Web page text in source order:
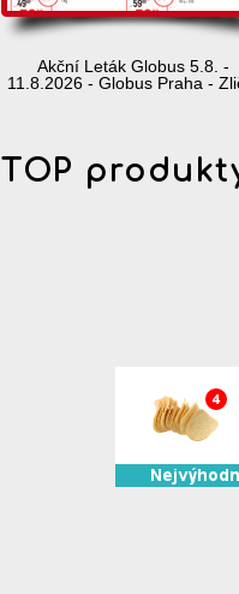
Akční Leták Globus 5.8. -
11.8.2026 - Globus Praha -
TOP